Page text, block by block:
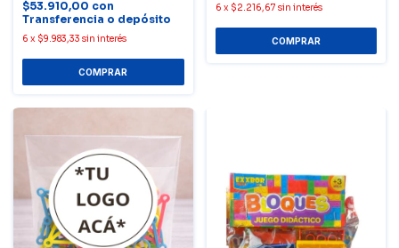
$53.910,00 con
Transferencia o depósito
6 x $9.983,33 sin interés
6 x $2.216,67 sin interés